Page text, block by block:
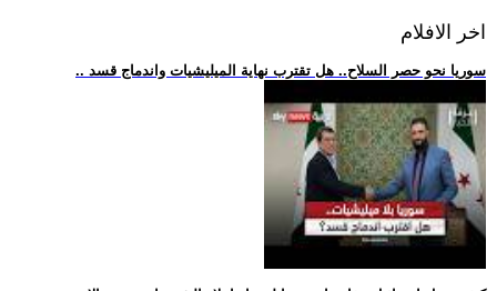
اخر الافلام
.. سوريا نحو حصر السلاح.. هل تقترب نهاية الميليشيات واندماج قسد